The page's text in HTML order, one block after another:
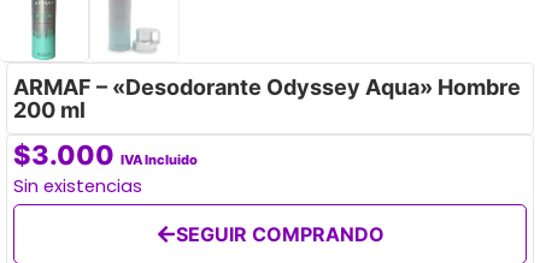
ARMAF – «Desodorante Odyssey Aqua» Hombre
200 ml
$3.000 IVA Incluido
Sin existencias
SEGUIR COMPRANDO